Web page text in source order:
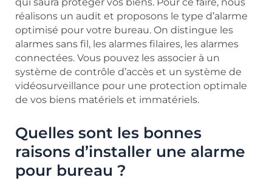
réalisons un audit et proposons le type d’alarme
optimisé pour votre bureau. On distingue les
alarmes sans fil, les alarmes filaires, les alarmes
connectées. Vous pouvez les associer à un
système de contrôle d’accès et un système de
vidéosurveillance pour une protection optimale
de vos biens matériels et immatériels.
Quelles sont les bonnes
raisons d’installer une alarme
pour bureau ?